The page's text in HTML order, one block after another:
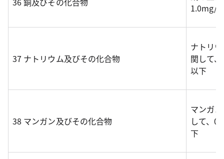
1.0mg/L
37 ナトリウム及びその化合物
ナトリ
関して
以下
38 マンガン及びその化合物
マンガ
して、
下